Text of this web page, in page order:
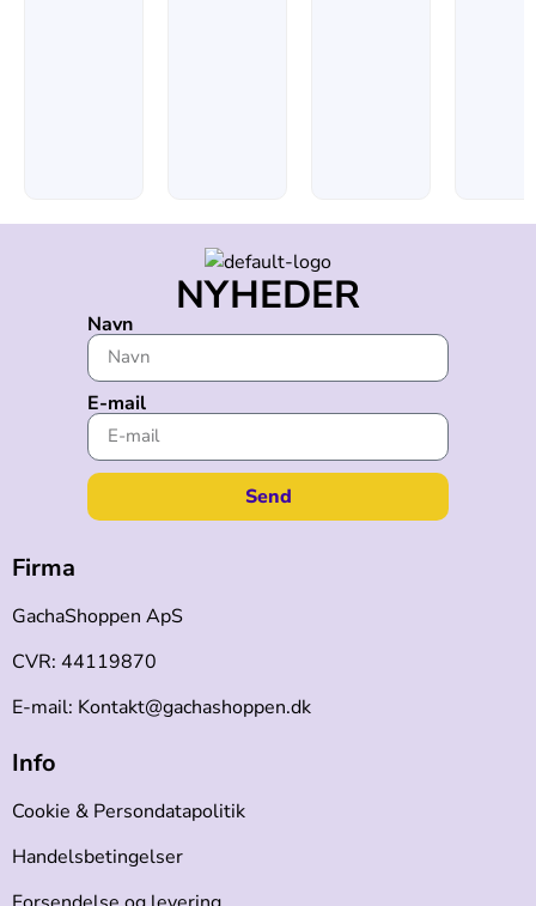
NYHEDER
Navn
E-mail
Send
Firma
GachaShoppen ApS
CVR: 44119870
E-mail: Kontakt@gachashoppen.dk
Info
Cookie & Persondatapolitik
Handelsbetingelser